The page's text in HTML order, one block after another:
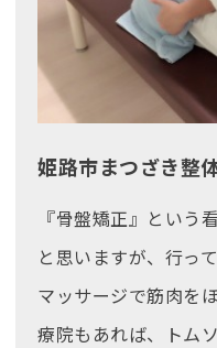
姫路市まつざき整
『骨盤矯正』という
と思いますが、行っ
マッサージで筋肉を
療院もあれば、トム